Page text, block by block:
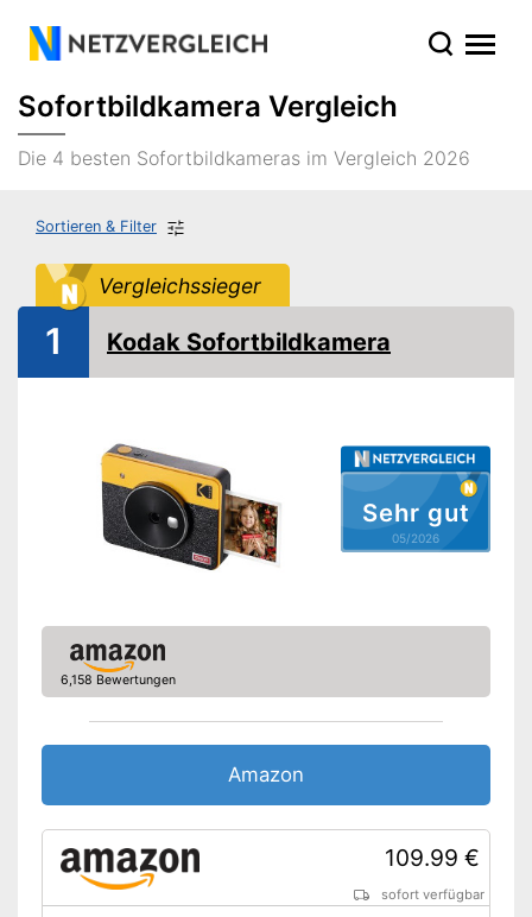
Sofortbildkamera Vergleich
Die 4 besten Sofortbildkameras im Vergleich 2026
Sortieren & Filter
Vergleichssieger
Sehr gut
05/2026
1 Kodak Sofortbildkamera
6,158 Bewertungen
Amazon
109.99 €
sofort verfügbar